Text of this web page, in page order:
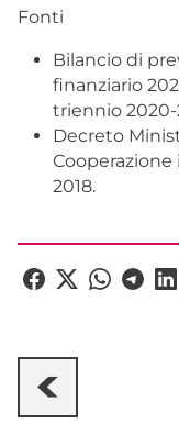
Fonti
Bilancio di
finanziario
triennio 2020-
Decreto
Cooperazione
2018.